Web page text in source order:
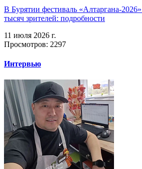
В Бурятии фестиваль «Алтаргана-
тысяч зрителей: подробности
11 июля 2026 г.
Просмотров: 2297
Интервью